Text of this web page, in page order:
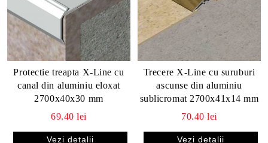
Protectie treapta X-Line cu
canal din aluminiu eloxat
2700x40x30 mm
69.40 lei
Vezi detalii
Trecere X-Line cu suruburi
ascunse din aluminiu
sublicromat 2700x41x14 mm
70.40 lei
Vezi detalii